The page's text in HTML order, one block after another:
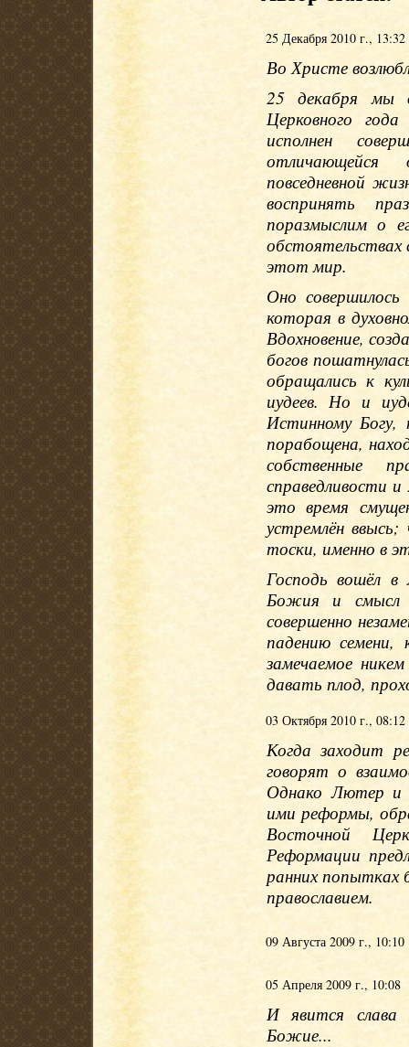
25 Декабря 2010 г., 13:32
Во Христе
25 декабря мы
Церковного
исполнен
повседневной
воспринять
поразмыслим о
обстоятельствах
этот мир.
Оно
которая в
Вдохновение,
богов
обращались к
иудеев. Но и
Истинному Богу,
порабощена,
собственные
справедливости
это время
устремлён
тоски, именно в
Господь вошёл
Божия и смысл
совершенно
падению семени,
замечаемое
давать плод,
03 Октября 2010 г., 08:12
Когда заходит
говорят о
Однако Лютер и
ими реформы,
Восточной
Реформации
ранних попытках
православием.
09 Августа 2009 г., 10:10
05 Апреля 2009 г., 10:08
И явится слава
Божие...